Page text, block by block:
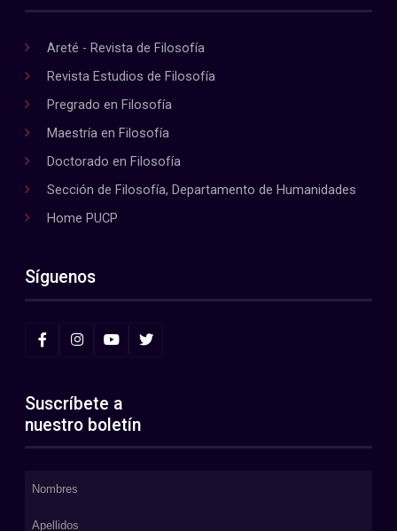
Areté - Revista de Filosofía
Revista Estudios de Filosofía
Pregrado en Filosofía
Maestría en Filosofía
Doctorado en Filosofía
Sección de Filosofía, Departamento de Humanidades
Home PUCP
Síguenos
Suscríbete a
nuestro boletín